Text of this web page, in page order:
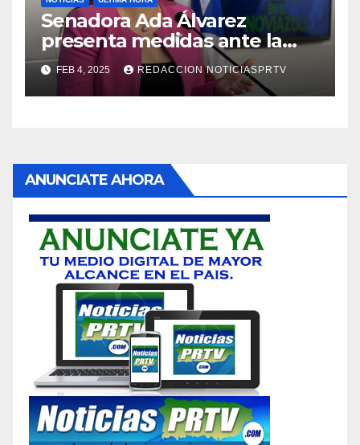
Senadora Ada Álvarez
presenta medidas ante la
violencia en el noviazgo
FEB 4, 2025 REDACCION NOTICIASPRTV
ANUNCIATE AHORA